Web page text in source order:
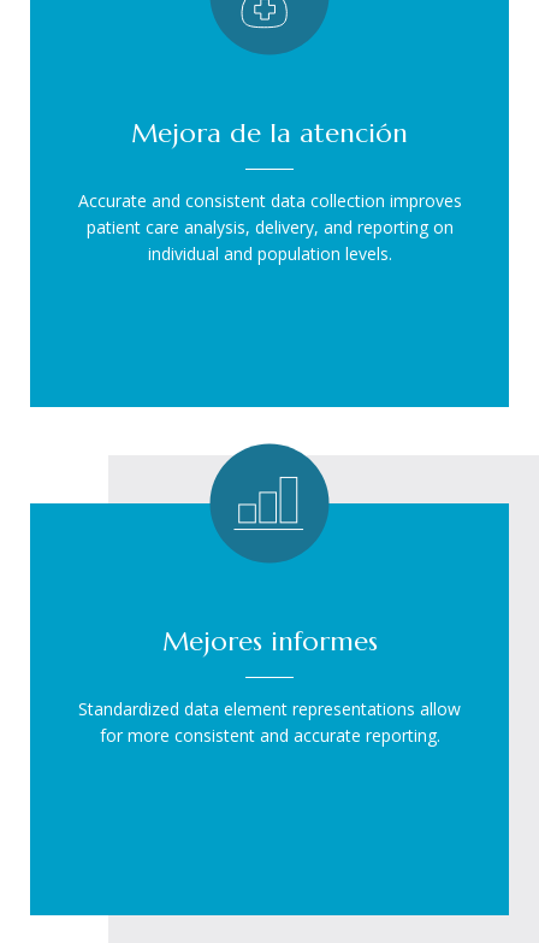
Mejora de la atención
Accurate and consistent data collection improves
patient care analysis, delivery, and reporting on
individual and population levels.
Mejores informes
Standardized data element representations allow
for more consistent and accurate reporting.